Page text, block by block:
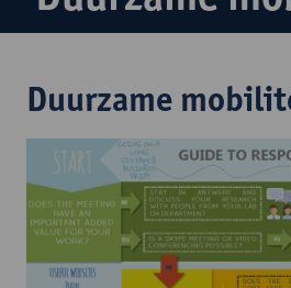
Duurzame